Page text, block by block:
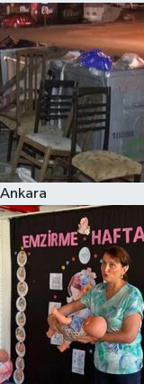
Ankara